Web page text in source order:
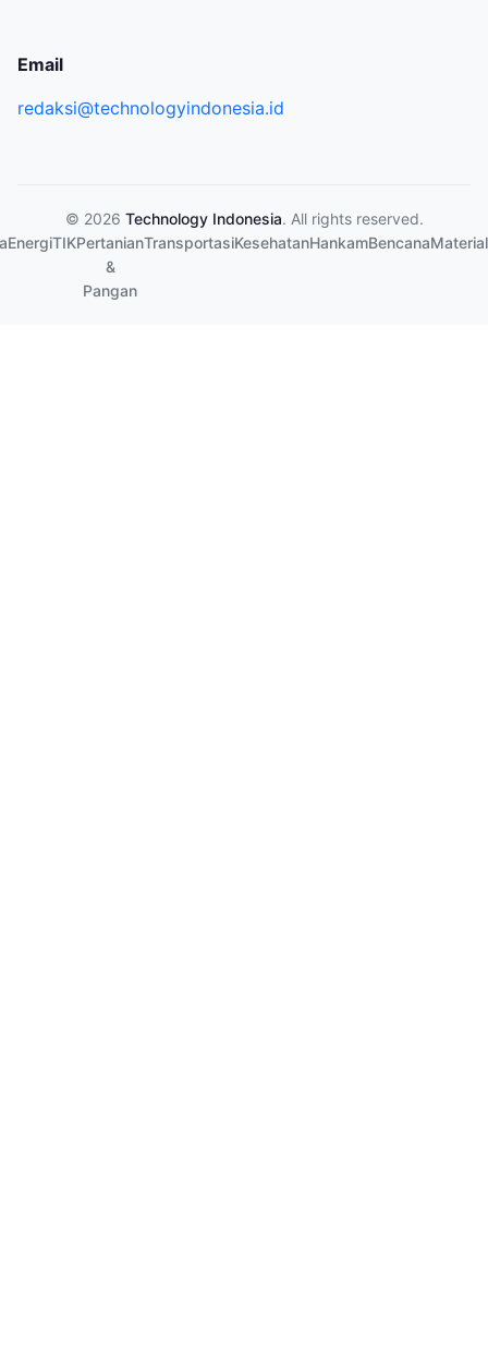
Email
redaksi@technologyindonesia.id
© 2026 Technology Indonesia. All rights reserved.
EnergiTIKPertanian
&
Pangan
TransportasiKesehatanHankamBencanaMaterial